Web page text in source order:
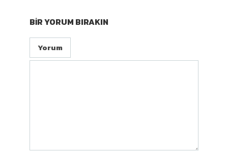
BIR YORUM BIRAKIN
Yorum